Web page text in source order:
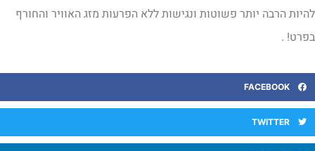
הרבה יותר פשוטות ונגישות ללא הפרעות מזג האוויר והחורף
.
FACEBOOK
TWITTER